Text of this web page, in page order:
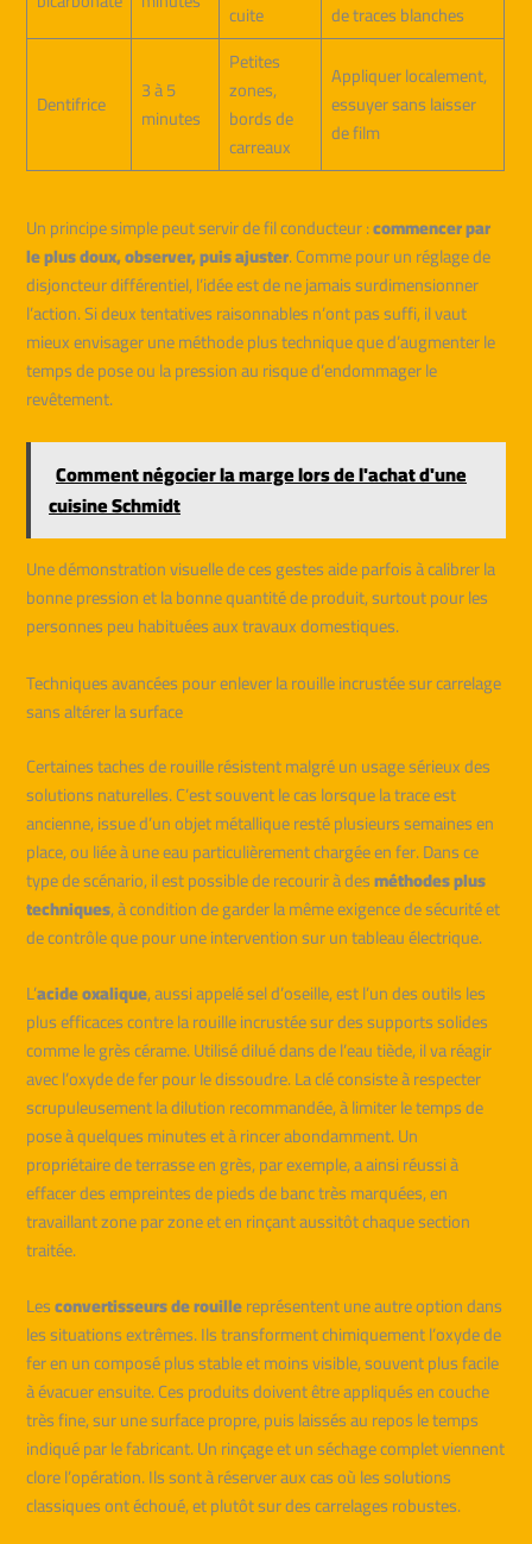
cuite
de traces blanches
Dentifrice
3 à 5
minutes
Petites
zones,
bords de
carreaux
Appliquer localement,
essuyer sans laisser
de film
Un principe simple peut servir de fil conducteur :commencer par
le plus doux, observer, puis ajuster. Comme pour un réglage de
disjoncteur différentiel, l’idée est de ne jamais surdimensionner
l’action. Si deux tentatives raisonnables n’ont pas suffi, il vaut
mieux envisager une méthode plus technique que d’augmenter le
temps de pose ou la pression au risque d’endommager le
revêtement.
Comment négocier la marge lors de l'achat d'une
cuisine Schmidt
Une démonstration visuelle de ces gestes aide parfois à calibrer la
bonne pression et la bonne quantité de produit, surtout pour les
personnes peu habituées aux travaux domestiques.
Techniques avancées pour enlever la rouille incrustée sur carrelage
sans altérer la surface
Certaines taches de rouille résistent malgré un usage sérieux des
solutions naturelles. C’est souvent le cas lorsque la trace est
ancienne, issue d’un objet métallique resté plusieurs semaines en
place, ou liée à une eau particulièrement chargée en fer. Dans ce
type de scénario, il est possible de recourir à desméthodes plus
techniques, à condition de garder la même exigence de sécurité et
de contrôle que pour une intervention sur un tableau électrique.
L’acide oxalique, aussi appelé sel d’oseille, est l’un des outils les
plus efficaces contre la rouille incrustée sur des supports solides
comme le grès cérame. Utilisé dilué dans de l’eau tiède, il va réagir
avec l’oxyde de fer pour le dissoudre. La clé consiste à respecter
scrupuleusement la dilution recommandée, à limiter le temps de
pose à quelques minutes et à rincer abondamment. Un
propriétaire de terrasse en grès, par exemple, a ainsi réussi à
effacer des empreintes de pieds de banc très marquées, en
travaillant zone par zone et en rinçant aussitôt chaque section
traitée.
Lesconvertisseurs de rouillereprésentent une autre option dans
les situations extrêmes. Ils transforment chimiquement l’oxyde de
fer en un composé plus stable et moins visible, souvent plus facile
à évacuer ensuite. Ces produits doivent être appliqués en couche
très fine, sur une surface propre, puis laissés au repos le temps
indiqué par le fabricant. Un rinçage et un séchage complet viennent
clore l’opération. Ils sont à réserver aux cas où les solutions
classiques ont échoué, et plutôt sur des carrelages robustes.